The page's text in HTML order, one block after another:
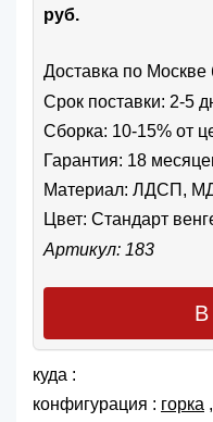
руб.
Доставка по Москве
Срок поставки: 2-5
Сборка: 10-15% от
Гарантия: 18
Материал: ЛДСП,
Цвет: Стандарт
Артикул: 183
В
куда :
конфигурация : горка ,